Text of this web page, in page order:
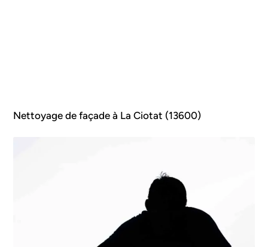
Nettoyage de façade à La Ciotat (13600)